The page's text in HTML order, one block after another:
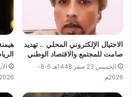
الاحتيال الإلكتروني المحلي .. تهديد
صامت للمجتمع والاقتصاد الوطني
الخميس 23 صفر 1448هـ 6-8-
2026م
2026م